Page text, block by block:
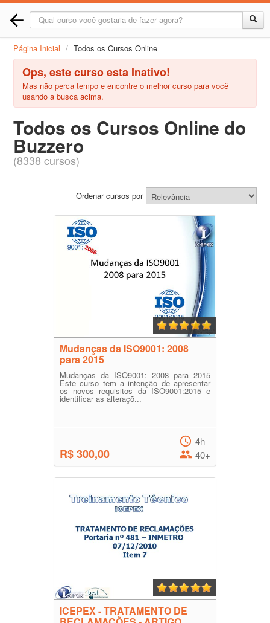
Página Inicial / Todos os Cursos Online
Ops, este curso esta Inativo!
Mas não perca tempo e encontre o melhor curso para você
usando a busca acima.
Todos os Cursos Online do
Buzzero
(8338 cursos)
Ordenar cursos por
Mudanças da ISO9001: 2008
para 2015
Mudanças da ISO9001: 2008 para 2015
Este curso tem a intenção de apresentar
os novos requisitos da ISO9001:2015 e
identificar as alteraçõ...
R$ 300,00
4h
40+
ICEPEX - TRATAMENTO DE